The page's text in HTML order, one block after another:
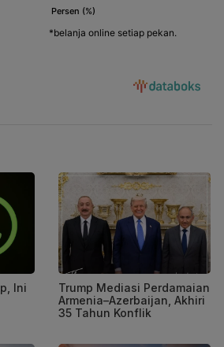
Ini
Trump Mediasi Perdamaian
Armenia–Azerbaijan, Akhiri
35 Tahun Konflik